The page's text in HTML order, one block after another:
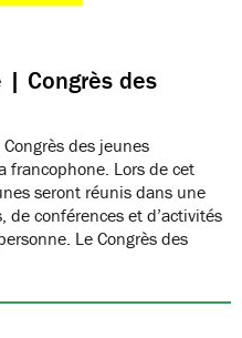
Congrès des
des jeunes
francophone. Lors de cet
seront réunis dans une
de conférences et d’activités
Le Congrès des